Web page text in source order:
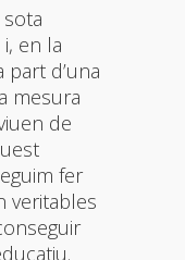
sota
i, en la
part d’una
mesura
de
fer
veritables